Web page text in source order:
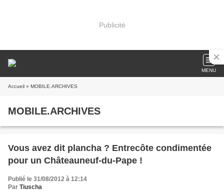
Publicité
MENU
Accueil » MOBILE.ARCHIVES
MOBILE.ARCHIVES
Vous avez dit plancha ? Entrecôte condimentée
pour un Châteauneuf-du-Pape !
Publié le 31/08/2012 à 12:14
Par Tiuscha